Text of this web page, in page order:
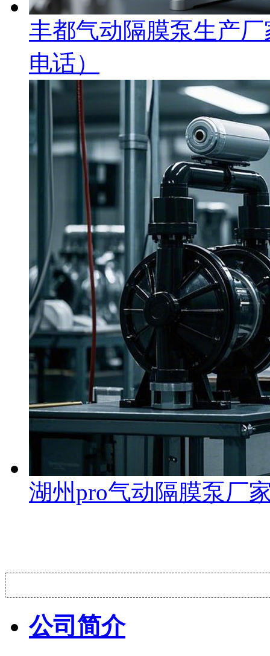
丰都气动隔膜泵生产
电话）
湖州pro气动隔膜泵厂
公司简介